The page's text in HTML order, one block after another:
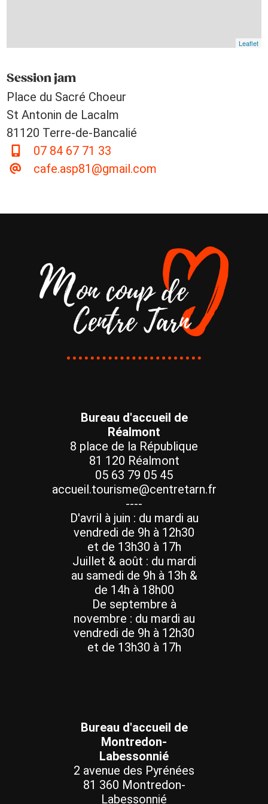
Leaflet
Session jam
Place du Sacré Choeur
St Antonin de Lacalm
81120 Terre-de-Bancalié
07 84 67 71 33
cafe.asp81@gmail.com
Bureau d'accueil de
Réalmont
8 place de la République
81 120 Réalmont
05 63 79 05 45
accueil.tourisme@centretarn.fr
----
D'avril à juin : du mardi au
vendredi de 9h à 12h30
et de 13h30 à 17h
Juillet & août : du mardi
au samedi de 9h à 13h &
de 14h à 18h00
De septembre à
novembre : du mardi au
vendredi de 9h à 12h30
et de 13h30 à 17h
Bureau d'accueil de
Montredon-
Labessonnié
2 avenue des Pyrénées
81 360 Montredon-
Labessonnié